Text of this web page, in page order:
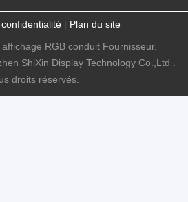
| Plan du site
RGB conduit Fournisseur.
ShiXin Display Technology Co.,Ltd .
droits réservés.